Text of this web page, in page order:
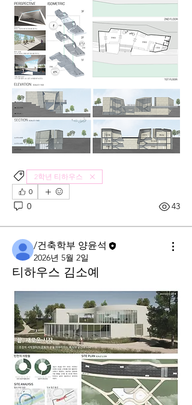
2학년 티하우스
0
0 43
/건축학부 양윤석
2026년 5월 2일
티하우스 김소예